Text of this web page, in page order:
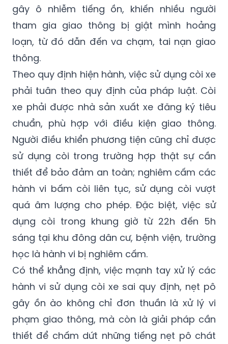
gây ô nhiễm tiếng ồn, khiến nhiều người
tham gia giao thông bị giật mình hoảng
loạn, từ đó dẫn đến va chạm, tai nạn giao
thông.
Theo quy định hiện hành, việc sử dụng còi xe
phải tuân theo quy định của pháp luật. Còi
xe phải được nhà sản xuất xe đăng ký tiêu
chuẩn, phù hợp với điều kiện giao thông.
Người điều khiển phương tiện cũng chỉ được
sử dụng còi trong trường hợp thật sự cần
thiết để bảo đảm an toàn; nghiêm cấm các
hành vi bấm còi liên tục, sử dụng còi vượt
quá âm lượng cho phép. Đặc biệt, việc sử
dụng còi trong khung giờ từ 22h đến 5h
sáng tại khu đông dân cư, bệnh viện, trường
học là hành vi bị nghiêm cấm.
Có thể khẳng định, việc mạnh tay xử lý các
hành vi sử dụng còi xe sai quy định, nẹt pô
gây ồn ào không chỉ đơn thuần là xử lý vi
phạm giao thông, mà còn là giải pháp cần
thiết để chấm dứt những tiếng nẹt pô chát